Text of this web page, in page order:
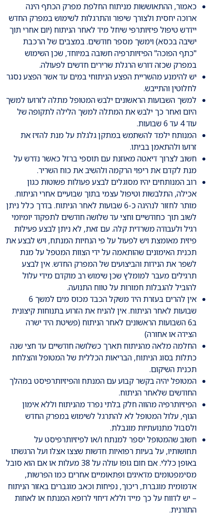
כאמור, ההתאוששות מניתוח החלפת מפרק הכתף הינה
ארוכה יחסית ולצורך שיפור והתרגלות לשימוש במפרק החדש
יידרש טיפול פיזיותרפי שיחל מיד לאחר הניתוח (יום אחרי תוך
ישיבה בכסא) וימשך מספר חודשים. במצבים של הרכבת
"כתף הפוכה" הפיזיותרפיה חשובה במיוחד, שכן השימוש
במפרק שכזה דורש הרגלת שרירים חדשים לפעולה.
יש להימנע מהשריית הפצע הניתוחי במים עד אשר הפצע נסגר
לחלוטין והתייבש.
למשך השבועות הראשונים ילבש המטופל מתלה לזרועו למשך
היום ואחר כך ילבש את המתלה למשך הלילה לתקופה של
עוד 4 עד 6 שבועות.
המנותח ילמד להשתמש במתקן גלגלת על מנת להזיז את
זרועו ולהתאמן בביתו.
חשוב לצרוך דיאטה מאוזנת עם תוספי ברזל כאשר נדרש על
מנת לקדם את ריפוי הרקמה ולהשיב את כוח השריר.
רוב המנותחים יהיו מסוגלים לבצע פעולות פשוטות כגון
אכילה, התלבשות וטיפול עצמי בתוך שבועיים אחרי הניתוח.
מותר לחזור לנהיגה כ-6 שבועות לאחר הניתוח. בדרך כלל ניתן
לשוב תוך כחודשיים וחצי עד שלושה חודשים לתפקוד יומיומי
רגיל ולעבודה משרדית קלה. עם זאת, לא ניתן לבצע פעילות
פיזית מאומצת ויש לפעול על פי הנחיות המנתח, ויש לבצע את
תכנית האימונים שהותאמה על ידי הצוות המטפל על מנת
לשפר את הנידות והביצועים של המפרק החדש. אין לבצע
תרגילים מעבר למומלץ שכן שימוש רב מוקדם מידי עלול
להוביל להגבלות חמורות על טווח התנועה.
אין להרים בעזרת היד משקל הכבד מכוס מים למשך 6
שבועות לאחר הניתוח. אין להניח את הזרוע בתנוחות קיצונית
ב6 השבועות הראשונים לאחר הניתוח (פשיטת היד ישרה
הצידה או אחורה)
החלמה מלאה מהניתוח תארך כשלושה חודשיים עד חצי שנה
כתלות בסוג הניתוח, הבריאות הכללית של המטופל והצלחת
תכנית השיקום.
המטופל יהיה בקשר קבוע עם המנתח והפיזיותרפיסט במהלך
החודשים שלאחר הניתוח.
הפיזיותרפיה מהווה חלק בלתי נפרד מהניתוח וללא אימון
הגוף, עלול המטופל לא להתרגל לשימוש במפרק החדש
ולסבול מתנועתיות מוגבלת.
חשוב שהמטופל יספר למנתח ו/או לפיזיותרפיסט על
תחושותיו, על בעיות רפואיות חדשות שצצו אצלו ועל הרגשתו
באופן כללי. אם חום גופו עולה על 38 מעלות או אם הוא סובל
מסימפטומים מדאיגים ופתאומיים אחרים כמו הפרשות,
אדמומית מוגברת, ריכוך, נפיחות וכאב מוגברים באזור הניתוח
– יש לדווח על כך מייד וללא דיחוי לרופא המנתח או לאחות
התורנית.